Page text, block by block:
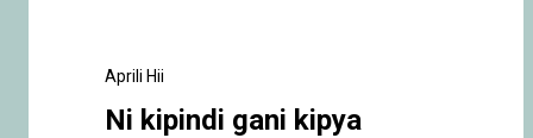
Aprili Hii
Ni kipindi gani kipya